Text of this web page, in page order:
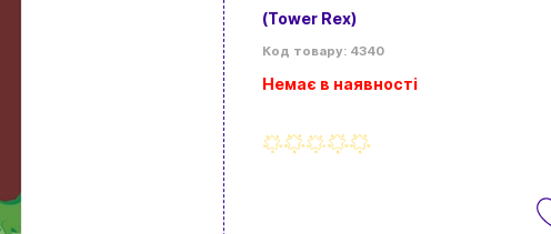
(Tower Rex)
Код товару: 4340
Немає в наявності